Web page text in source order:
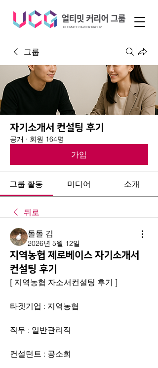
그룹
자기소개서 컨설팅 후기
공개 · 회원 164명
가입
그룹 활동 미디어 소개
뒤로
돌돌 김
2026년 5월 12일
지역농협 제로베이스 자기소개서
컨설팅 후기
[ 지역농협 자소서컨설팅 후기 ]
타겟기업 : 지역농협
직무 : 일반관리직
컨설턴트 : 공소희